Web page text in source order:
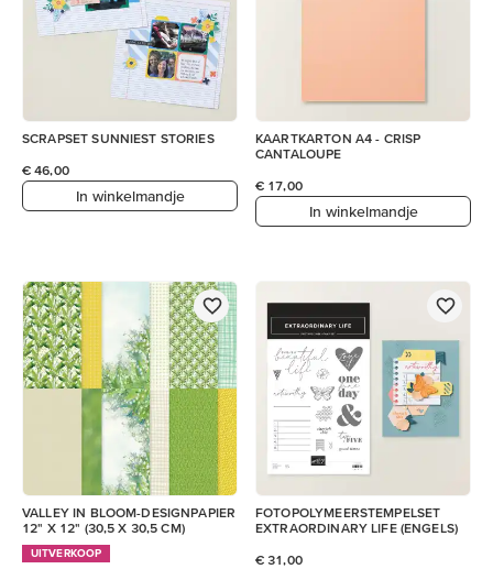
SCRAPSET SUNNIEST STORIES
€ 46,00
In winkelmandje
KAARTKARTON A4 - CRISP
CANTALOUPE
€ 17,00
In winkelmandje
VALLEY IN BLOOM-DESIGNPAPIER
12" X 12" (30,5 X 30,5 CM)
UITVERKOOP
FOTOPOLYMEERSTEMPELSET
EXTRAORDINARY LIFE (ENGELS)
€ 31,00